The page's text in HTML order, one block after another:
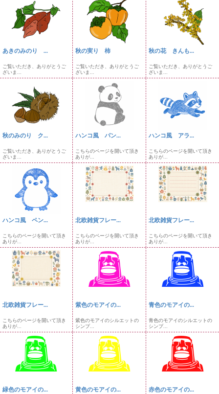
あきのみのり ...
ご覧いただき、ありがとうご
ざいま...
秋の実り 柿
ご覧いただき、ありがとうご
ざいま...
秋の花 きんも...
ご覧いただき、ありがとうご
ざいま...
秋のみのり ク...
ご覧いただき、ありがとうご
ざいま...
ハンコ風 パン...
こちらのページを開いて頂き
ありが...
ハンコ風 アラ...
こちらのページを開いて頂き
ありが...
ハンコ風 ペン...
こちらのページを開いて頂き
ありが...
北欧雑貨フレー...
こちらのページを開いて頂き
ありが...
北欧雑貨フレー...
こちらのページを開いて頂き
ありが...
北欧雑貨フレー...
こちらのページを開いて頂き
ありが...
紫色のモアイの...
紫色のモアイのシルエットの
シンプ...
青色のモアイの...
青色のモアイのシルエットの
シンプ...
緑色のモアイの... 黄色のモアイの... 赤色のモアイの...